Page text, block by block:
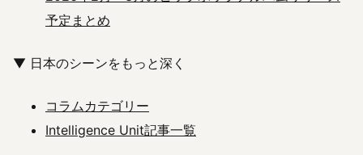
予定まとめ
▼ 日本のシーンをもっと深く
コラムカテゴリー
Intelligence Unit記事一覧